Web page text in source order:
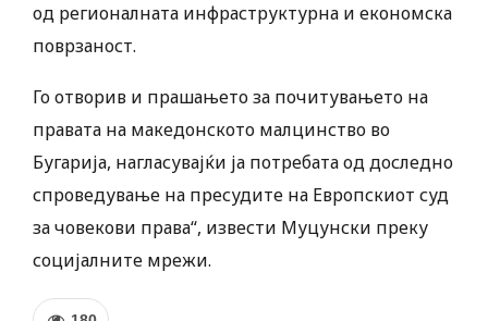
од регионалната инфраструктурна и економска
поврзаност.
Го отворив и прашањето за почитувањето на
правата на македонското малцинство во
Бугарија, нагласувајќи ја потребата од доследно
спроведување на пресудите на Европскиот суд
за човекови права“, извести Муцунски преку
социјалните мрежи.